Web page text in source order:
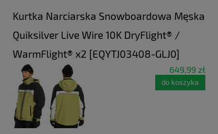
Kurtka Narciarska Snowboardowa Męska
Quiksilver Live Wire 10K DryFlight® /
WarmFlight® x2 [EQYTJ03408-GLJ0]
649,99 zł
do koszyka